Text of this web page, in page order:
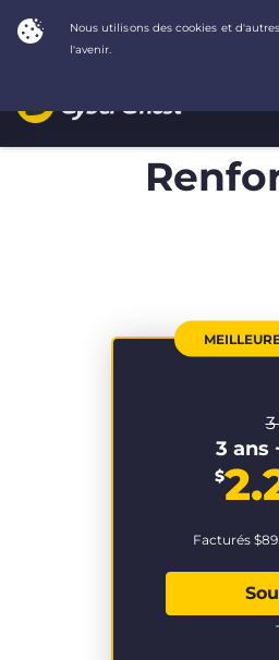
3
3 ans
$
Facturés